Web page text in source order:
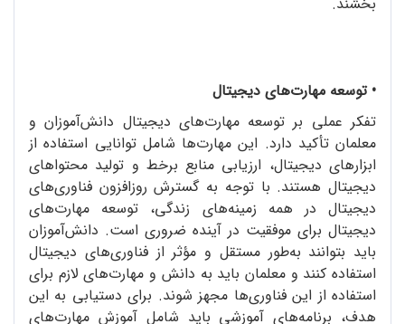
•توسعه مهارت‌های دیجیتال
تفکر عملی بر توسعه مهارت‌های دیجیتال دانش‌آموزان و
معلمان تأکید دارد. این مهارت‌ها شامل توانایی استفاده از
ابزارهای دیجیتال، ارزیابی منابع برخط و تولید محتواهای
دیجیتال هستند. با توجه به گسترش روزافزون فناوری‌های
دیجیتال در همه زمینه‌های زندگی، توسعه مهارت‌های
دیجیتال برای موفقیت در آینده ضروری است. دانش‌آموزان
باید بتوانند به‌طور مستقل و مؤثر از فناوری‌های دیجیتال
استفاده کنند و معلمان باید به دانش و مهارت‌های لازم برای
استفاده از این فناوری‌ها مجهز شوند. برای دستیابی به این
هدف، برنامه‌های آموزشی باید شامل آموزش مهارت‌های